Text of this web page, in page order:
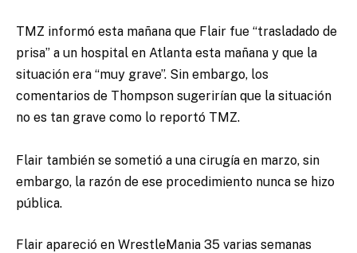
TMZ informó esta mañana que Flair fue “trasladado de
prisa” a un hospital en Atlanta esta mañana y que la
situación era “muy grave”. Sin embargo, los
comentarios de Thompson sugerirían que la situación
no es tan grave como lo reportó TMZ.
Flair también se sometió a una cirugía en marzo, sin
embargo, la razón de ese procedimiento nunca se hizo
pública.
Flair apareció en WrestleMania 35 varias semanas